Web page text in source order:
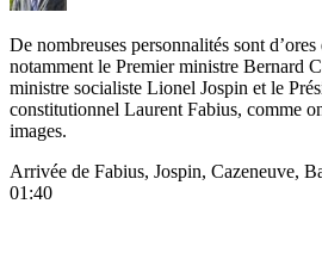
De nombreuses personnalités sont d’ores
notamment le Premier ministre Bernard
ministre socialiste Lionel Jospin et le
constitutionnel Laurent Fabius, comme
images.
Arrivée de Fabius, Jospin, Cazeneuve,
01:40